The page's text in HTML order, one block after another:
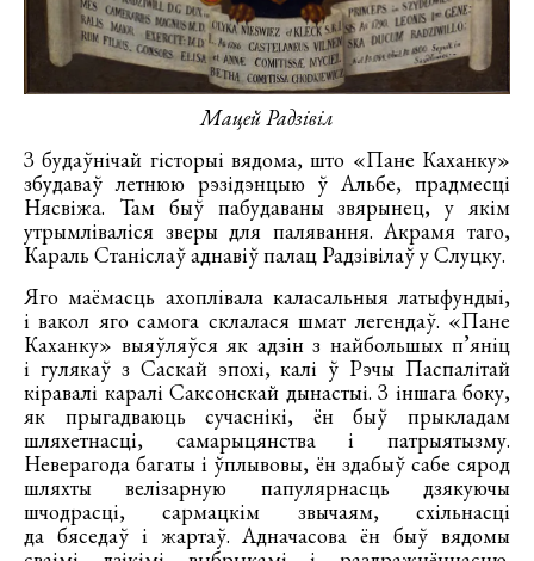
Мацей Радзівіл
З будаўнічай гісторыі вядома, што «Пане Каханку»
збудаваў летнюю рэзідэнцыю ў Альбе, прадмесці
Нясвіжа. Там быў пабудаваны звярынец, у якім
утрымліваліся зверы для палявання. Акрамя таго,
Караль Станіслаў аднавіў палац Радзівілаў у Слуцку.
Яго маёмасць ахоплівала каласальныя латыфундыі,
і вакол яго самога склалася шмат легендаў. «Пане
Каханку» выяўляўся як адзін з найбольшых п’яніц
і гулякаў з Саскай эпохі, калі ў Рэчы Паспалітай
кіравалі каралі Саксонскай дынастыі. З іншага боку,
як прыгадваюць сучаснікі, ён быў прыкладам
шляхетнасці, самарыцянства і патрыятызму.
Неверагода багаты і ўплывовы, ён здабыў сабе сярод
шляхты велізарную папулярнасць дзякуючы
шчодрасці, сармацкім звычаям, схільнасці
да бяседаў і жартаў. Адначасова ён быў вядомы